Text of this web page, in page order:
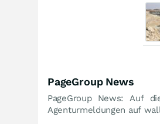
PageGroup News
PageGroup News: Auf
Agenturmeldungen auf